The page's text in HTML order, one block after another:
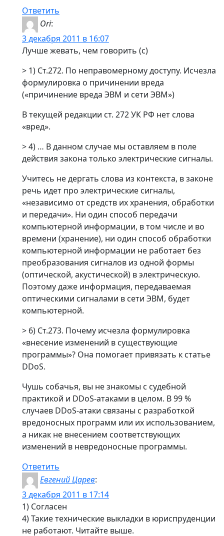
Ответить
Ori:
3 декабря 2011 в 16:07
Лучше жевать, чем говорить (c)
> 1) Ст.272. По неправомерному доступу. Исчезла
формулировка о причинении вреда
(«причинение вреда ЭВМ и сети ЭВМ»)
В текущей редакции ст. 272 УК РФ нет слова
«вред».
> 4) … В данном случае мы оставляем в поле
действия закона только электрические сигналы.
Учитесь не дергать слова из контекста, в законе
речь идет про электрические сигналы,
«независимо от средств их хранения, обработки
и передачи». Ни один способ передачи
компьютерной информации, в том числе и во
времени (хранение), ни один способ обработки
компьютерной информации не работает без
преобразования сигналов из одной формы
(оптической, акустической) в электрическую.
Поэтому даже информация, передаваемая
оптическими сигналами в сети ЭВМ, будет
компьютерной.
> 6) Ст.273. Почему исчезла формулировка
«внесение изменений в существующие
программы»? Она помогает привязать к статье
DDoS.
Чушь собачья, вы не знакомы с судебной
практикой и DDoS-атаками в целом. В 99 %
случаев DDoS-атаки связаны с разработкой
вредоносных программ или их использованием,
а никак не внесением соответствующих
изменений в невредоносные программы.
Ответить
Евгений Царев:
3 декабря 2011 в 17:14
1) Согласен
4) Такие технические выкладки в юриспруденции
не работают. Читайте выше.